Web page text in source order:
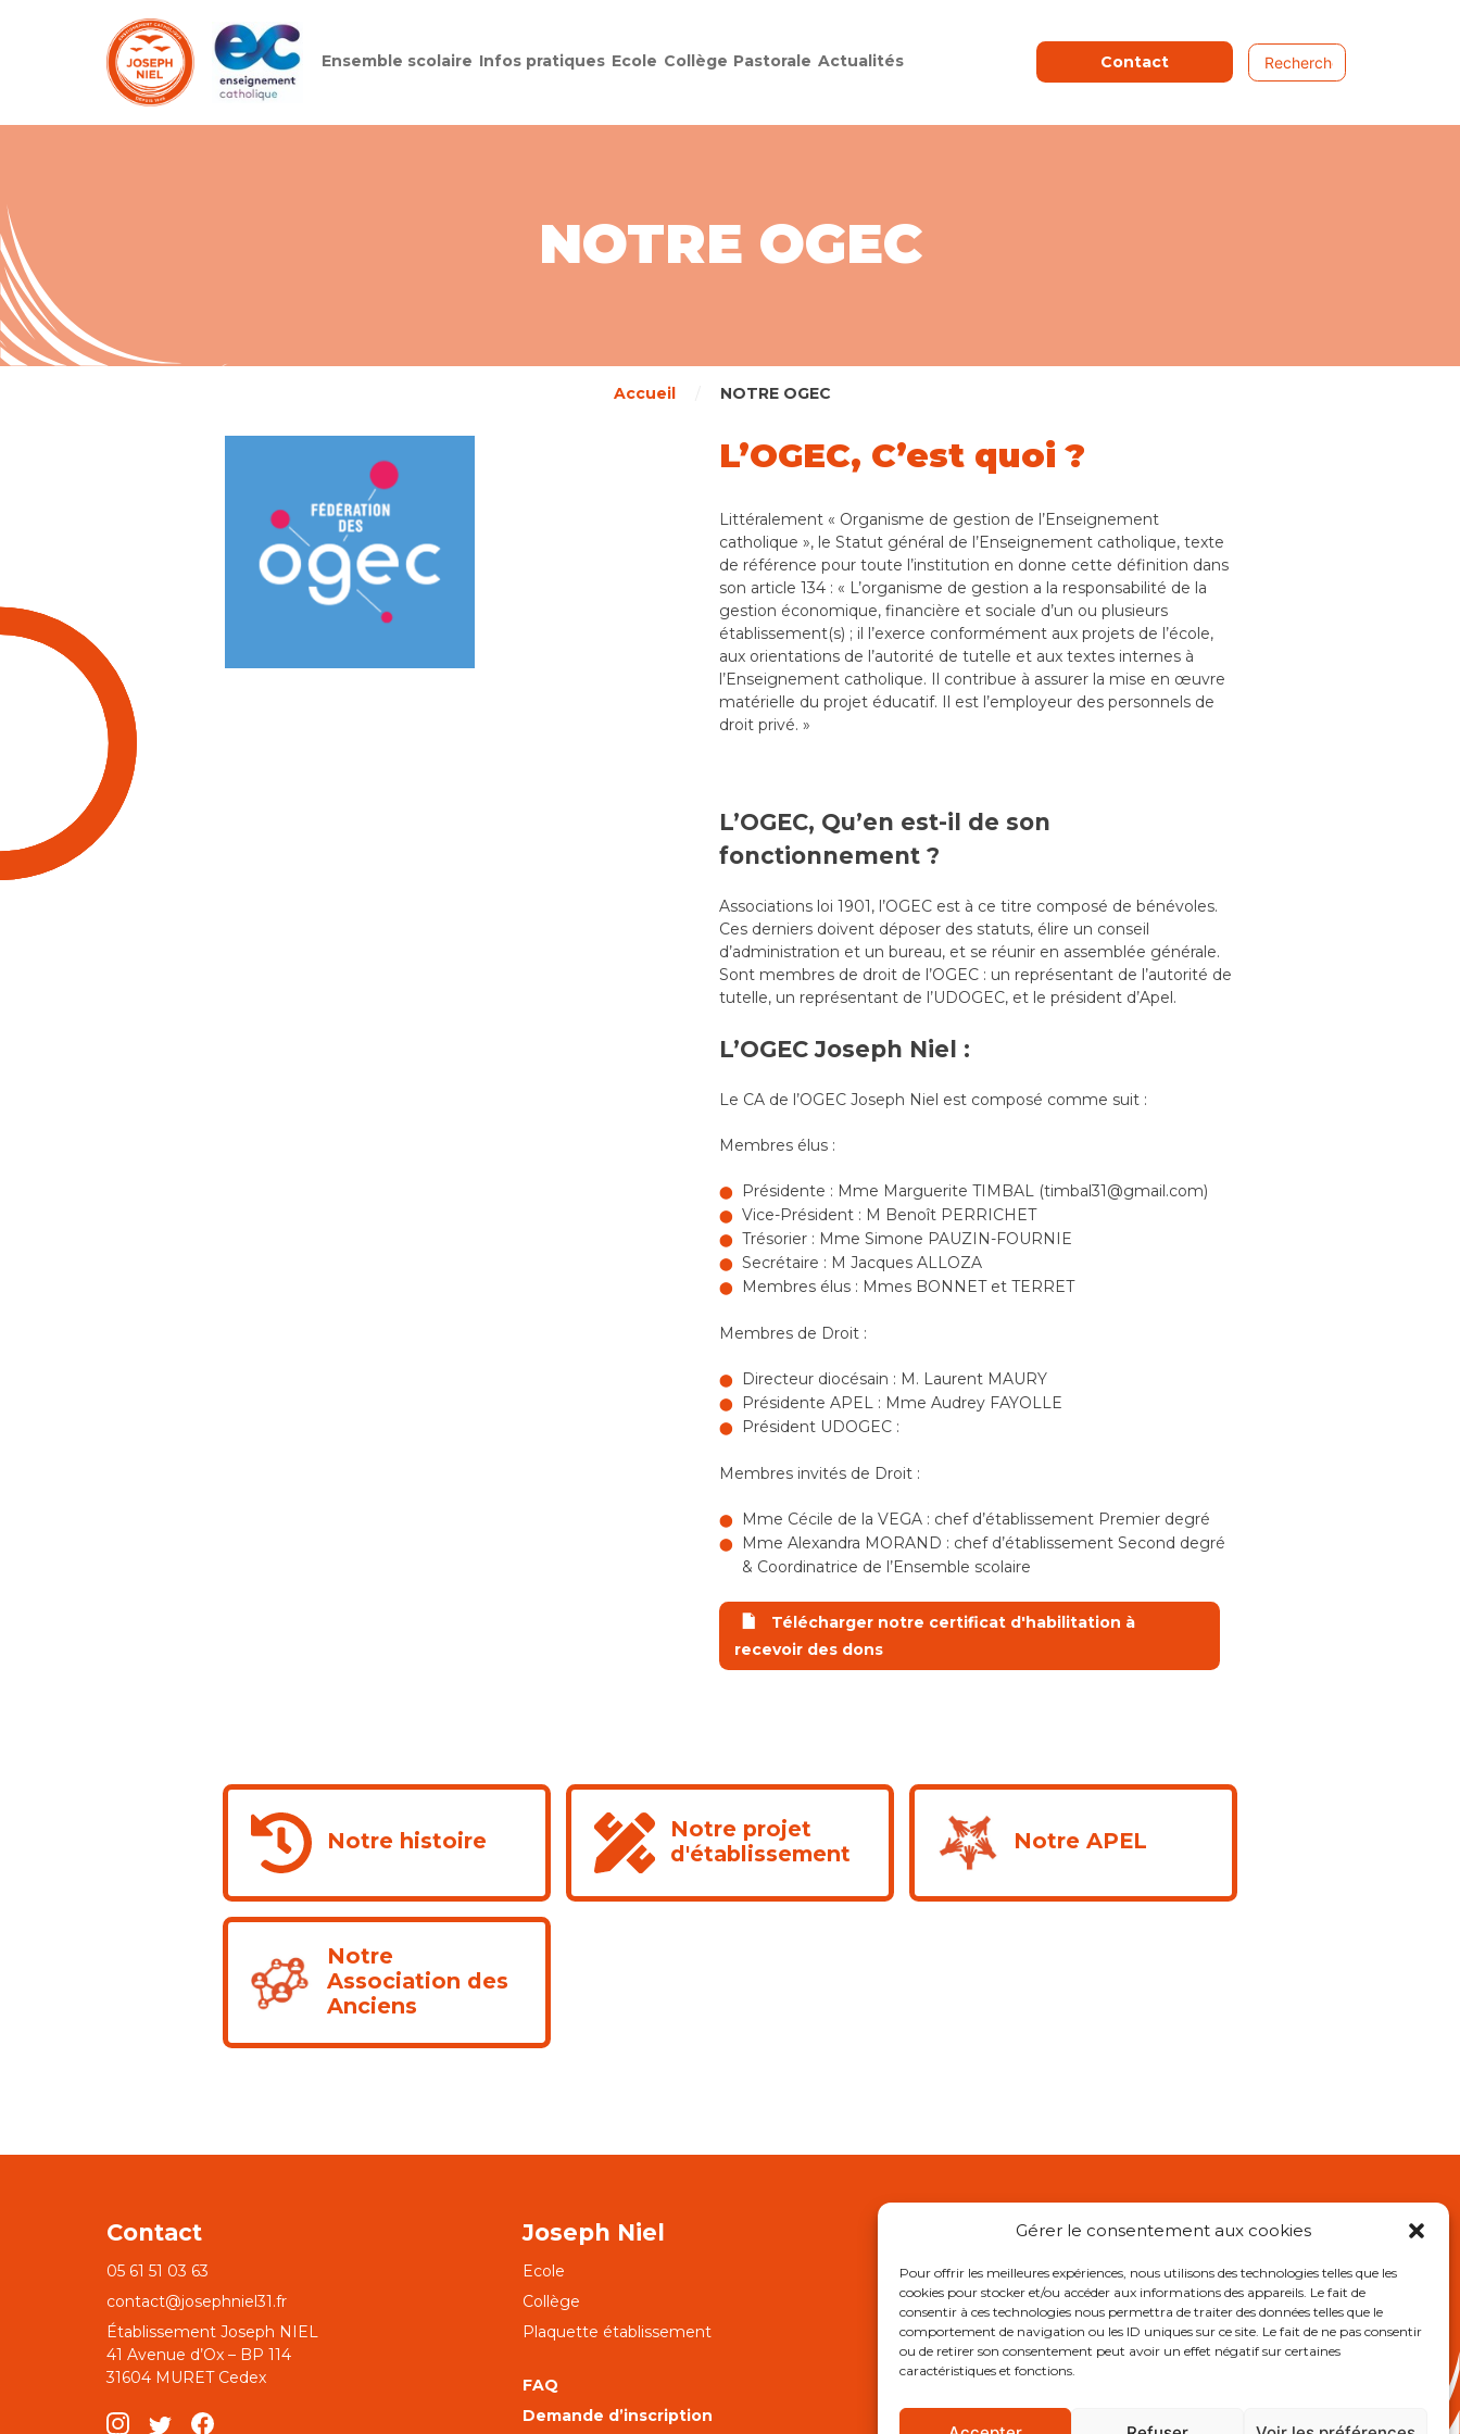
Gérer le consentement aux cookies
Pour offrir les meilleures expériences, nous utilisons des technologies telles que les
cookies pour stocker et/ou accéder aux informations des appareils. Le fait de
consentir à ces technologies nous permettra de traiter des données telles que le
comportement de navigation ou les ID uniques sur ce site. Le fait de ne pas consentir
ou de retirer son consentement peut avoir un effet négatif sur certaines
caractéristiques et fonctions.
Skip
Ensemble scolaire Infos pratiques Ecole Collège Pastorale Actualités Contact
NOTRE OGEC
Accueil NOTRE OGEC
L’OGEC, C’est quoi ?
Littéralement « Organisme de gestion de l’Enseignement
catholique », le Statut général de l’Enseignement catholique, texte
de référence pour toute l’institution en donne cette définition dans
son article 134 : « L’organisme de gestion a la responsabilité de la
gestion économique, financière et sociale d’un ou plusieurs
établissement(s) ; il l’exerce conformément aux projets de l’école,
aux orientations de l’autorité de tutelle et aux textes internes à
l’Enseignement catholique. Il contribue à assurer la mise en œuvre
matérielle du projet éducatif. Il est l’employeur des personnels de
droit privé. »
L’OGEC, Qu’en est-il de son
fonctionnement ?
Associations loi 1901, l’OGEC est à ce titre composé de bénévoles.
Ces derniers doivent déposer des statuts, élire un conseil
d’administration et un bureau, et se réunir en assemblée générale.
Sont membres de droit de l’OGEC : un représentant de l’autorité de
tutelle, un représentant de l’UDOGEC, et le président d’Apel.
L’OGEC Joseph Niel :
Le CA de l’OGEC Joseph Niel est composé comme suit :
Membres élus :
Présidente : Mme Marguerite TIMBAL (timbal31@gmail.com)
Vice-Président : M Benoît PERRICHET
Trésorier : Mme Simone PAUZIN-FOURNIE
Secrétaire : M Jacques ALLOZA
Membres élus : Mmes BONNET et TERRET
Membres de Droit :
Directeur diocésain : M. Laurent MAURY
Présidente APEL : Mme Audrey FAYOLLE
Président UDOGEC :
Membres invités de Droit :
Mme Cécile de la VEGA : chef d’établissement Premier degré
Mme Alexandra MORAND : chef d’établissement Second degré
& Coordinatrice de l’Ensemble scolaire
Télécharger notre certificat d'habilitation à
recevoir des dons
Notre histoire
Notre projet
d'établissement
Notre APEL
Notre
Association des
Anciens
Contact
05 61 51 03 63
contact@josephniel31.fr
Établissement Joseph NIEL
41 Avenue d’Ox – BP 114
31604 MURET Cedex
Joseph Niel
Ecole
Collège
Plaquette établissement
FAQ
Demande d’inscription
APEL
NOTRE OGEC
Notre Association des Anciens